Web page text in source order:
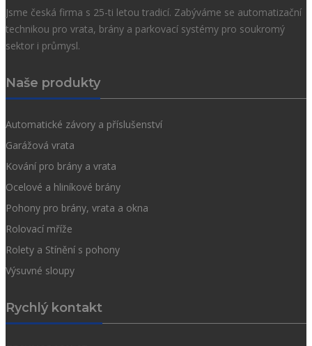
Jsme česká firma s 25-ti letou tradicí. Zabýváme se automatizační
technikou pro vrata, brány a parkovací systémy pro soukromý
sektor i průmysl.
Naše produkty
Automatické závory a příslušenství
Garážová vrata
Kování pro brány a vrata
Ocelové a hliníkové brány
Pohony pro brány, vrata a okna
Rolovací mříže
Rolety a Stínění s pohony
Výsuvné sloupy
Rychlý kontakt